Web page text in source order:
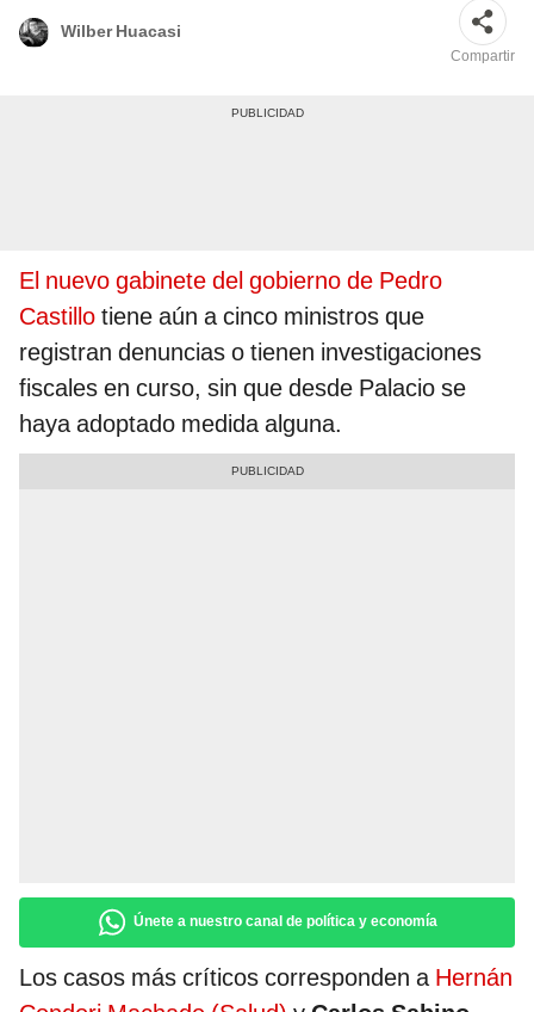
Wilber Huacasi
Compartir
El nuevo gabinete del gobierno de Pedro
Castillo tiene aún a cinco ministros que
registran denuncias o tienen investigaciones
fiscales en curso, sin que desde Palacio se
haya adoptado medida alguna.
Únete a nuestro canal de política y economía
Los casos más críticos corresponden a Hernán